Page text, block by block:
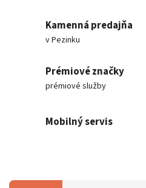
Kamenná predajňa
v Pezinku
Prémiové značky
prémiové služby
Mobilný servis